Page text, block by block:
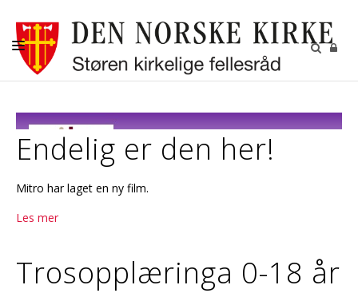
BARN-UNGDOM-KONFIRMASJON
VOKSNE
MENIGHETSBLAD
KALENDER
Endelig er den her!
Mitro har laget en ny film.
Les mer
Trosopplæringa 0-18 år